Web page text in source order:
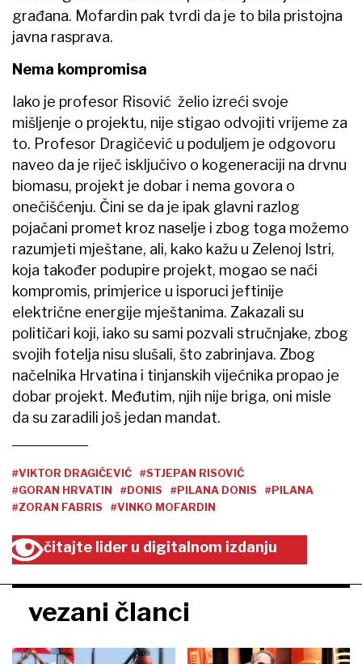
građana. Mofardin pak tvrdi da je to bila pristojna
javna rasprava.
Nema kompromisa
Iako je profesor Risović želio izreći svoje
mišljenje o projektu, nije stigao odvojiti vrijeme za
to. Profesor Dragičević u poduljem je odgovoru
naveo da je riječ isključivo o kogeneraciji na drvnu
biomasu, projekt je dobar i nema govora o
onečišćenju. Čini se da je ipak glavni razlog
pojačani promet kroz naselje i zbog toga možemo
razumjeti mještane, ali, kako kažu u Zelenoj Istri,
koja također podupire projekt, mogao se naći
kompromis, primjerice u isporuci jeftinije
električne energije mještanima. Zakazali su
političari koji, iako su sami pozvali stručnjake, zbog
svojih fotelja nisu slušali, što zabrinjava. Zbog
načelnika Hrvatina i tinjanskih vijećnika propao je
dobar projekt. Međutim, njih nije briga, oni misle
da su zaradili još jedan mandat.
#VIKTOR DRAGIČEVIĆ
#STJEPAN RISOVIĆ
#GORAN HRVATIN
#DONIS #PILANA DONIS
#PILANA
#ZORAN FABRIS
#VINKO MOFARDIN
čitajte lider u digitalnom izdanju
vezani članci